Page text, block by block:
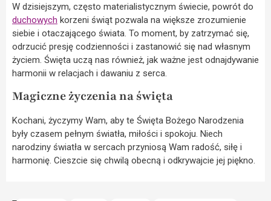
W dzisiejszym, często materialistycznym świecie, powrót do
duchowych korzeni świąt pozwala na większe zrozumienie
siebie i otaczającego świata. To moment, by zatrzymać się,
odrzucić presję codzienności i zastanowić się nad własnym
życiem. Święta uczą nas również, jak ważne jest odnajdywanie
harmonii w relacjach i dawaniu z serca.
Magiczne życzenia na święta
Kochani, życzymy Wam, aby te Święta Bożego Narodzenia
były czasem pełnym światła, miłości i spokoju. Niech
narodziny światła w sercach przyniosą Wam radość, siłę i
harmonię. Cieszcie się chwilą obecną i odkrywajcie jej piękno.